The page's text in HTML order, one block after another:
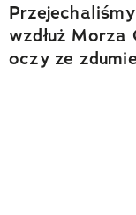
wzdłuż Morza
oczy ze